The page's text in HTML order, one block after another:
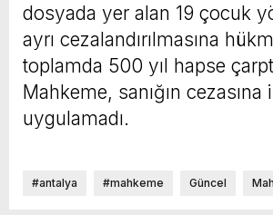
dosyada yer alan 19 çocuk
ayrı cezalandırılmasına
toplamda 500 yıl hapse
Mahkeme, sanığın
uygulamadı.
#antalya #mahkeme Güncel